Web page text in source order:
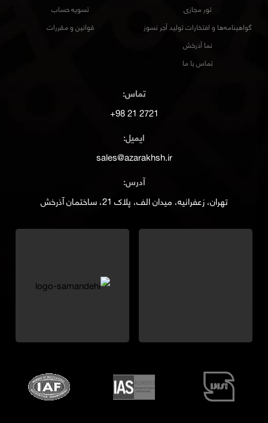
تور مجازی
گواهینامه‌ها و افتخارات تولید آجر نسوز
نما آذرخش
تماس با ما
تسویه حساب
قوانین و مقررات
تماس:
2721 21 98+
ایمیل:
sales@azarakhsh.ir
آدرس:
تهران، زعفرانیه، میدان الف، پلاک 21، ساختمان آذرخش